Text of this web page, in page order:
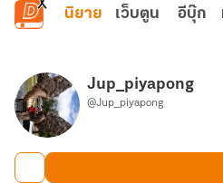
ข้ามไปยังเนื้อหาหลัก
นิยาย เว็บตูน อีบุ๊ก
Jup_piyapong
@Jup_piyapong